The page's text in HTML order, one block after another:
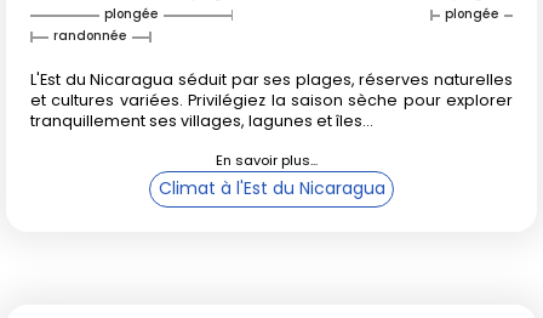
plongée
plongée
randonnée
L'Est du Nicaragua séduit par ses plages, réserves naturelles
et cultures variées. Privilégiez la saison sèche pour explorer
tranquillement ses villages, lagunes et îles...
Climat à l'Est du Nicaragua